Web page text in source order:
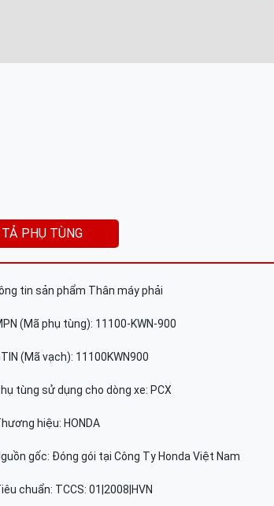
PHỤ TÙNG
tin sản phẩm Thân máy phải
(Mã phụ tùng): 11100-KWN-900
(Mã vạch): 11100KWN900
tùng sử dụng cho dòng xe: PCX
hiệu: HONDA
gốc: Đóng gói tại Công Ty Honda Việt Nam
chuẩn: TCCS: 01|2008|HVN